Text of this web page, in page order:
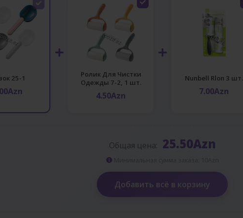
25-1
Ролик Для Чистки
Одежды 7-2, 1 шт.
4.50Azn
Nunbell Rlon 3 шт.
7.00Azn
Общая цена: 25.50Azn
Добавить всё в корзину